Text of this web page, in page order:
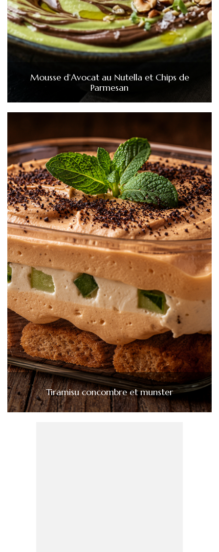
Mousse d’Avocat au Nutella et Chips de
Parmesan
Tiramisu concombre et munster